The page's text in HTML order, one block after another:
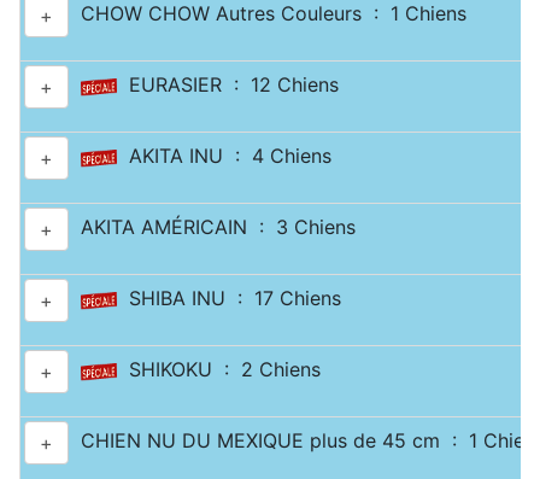
+ CHOW CHOW Autres Couleurs : 1 Chiens
+ EURASIER : 12 Chiens
+ AKITA INU : 4 Chiens
+ AKITA AMÉRICAIN : 3 Chiens
+ SHIBA INU : 17 Chiens
+ SHIKOKU : 2 Chiens
+ CHIEN NU DU MEXIQUE plus de 45 cm : 1